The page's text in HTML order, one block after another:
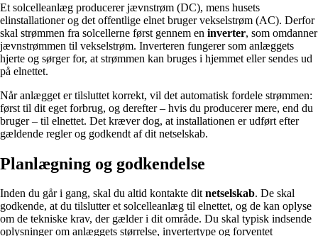
Et solcelleanlæg producerer jævnstrøm (DC), mens husets
elinstallationer og det offentlige elnet bruger vekselstrøm (AC). Derfor
skal strømmen fra solcellerne først gennem en inverter, som omdanner
jævnstrømmen til vekselstrøm. Inverteren fungerer som anlæggets
hjerte og sørger for, at strømmen kan bruges i hjemmet eller sendes ud
på elnettet.
Når anlægget er tilsluttet korrekt, vil det automatisk fordele strømmen:
først til dit eget forbrug, og derefter – hvis du producerer mere, end du
bruger – til elnettet. Det kræver dog, at installationen er udført efter
gældende regler og godkendt af dit netselskab.
Planlægning og godkendelse
Inden du går i gang, skal du altid kontakte ditnetselskab. De skal
godkende, at du tilslutter et solcelleanlæg til elnettet, og de kan oplyse
om de tekniske krav, der gælder i dit område. Du skal typisk indsende
oplysninger om anlæggets størrelse, invertertype og forventet